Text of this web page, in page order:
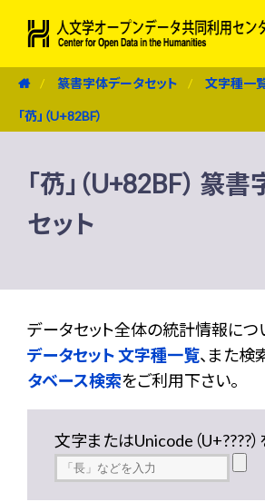
篆書字体データセット 文字種一
「芿」（U+82BF）
「芿」（U+82BF） 篆
セット
データセット全体の統計情報につ
データセット 文字種一覧、また検
タベース検索をご利用下さい。
文字またはUnicode（U+????）